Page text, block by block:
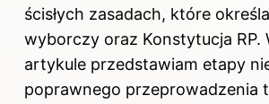
ścisłych zasadach, które
wyborczy oraz Konstytucja RP.
artykule przedstawiam etapy
poprawnego przeprowadzenia